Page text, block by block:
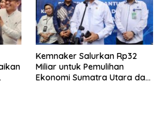
Kemnaker Salurkan Rp32
Miliar untuk Pemulihan
Ekonomi Sumatra Utara dan